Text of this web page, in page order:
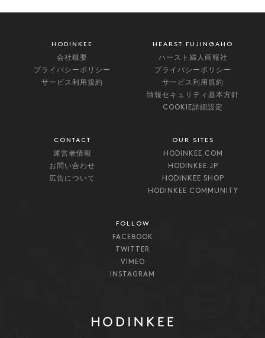
HODINKEE
会社概要
プライバシーポリシー
サービス利用規約
HEARST FUJINGAHO
ハースト婦人画報社
プライバシーポリシー
サービス利用規約
情報セキュリティ基本方針
COOKIE詳細設定
CONTACT
運営者情報
お問い合わせ
広告について
OUR SITES
HODINKEE.COM
HODINKEE.JP
HODINKEE SHOP
HODINKEE COMMUNITY
FOLLOW
FACEBOOK
TWITTER
VIMEO
INSTAGRAM